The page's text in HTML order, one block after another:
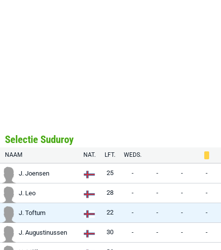
Selectie Suduroy
NAAM NAT. LFT. WEDS.
J. Joensen 25 - - - -
J. Leo 28 - - - -
J. Toftum 22 - - - -
J. Augustinussen 30 - - - -